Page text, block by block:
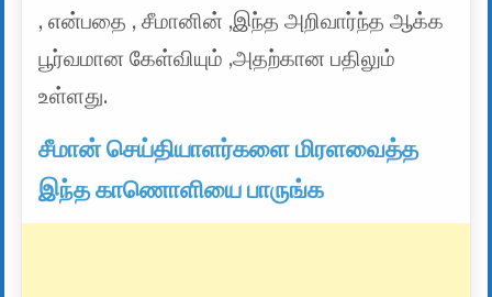
, என்பதை , சீமானின் ,இந்த அறிவார்ந்த ஆக்க
பூர்வமான கேள்வியும் ,அதற்கான பதிலும்
உள்ளது.
சீமான் செய்தியாளர்களை மிரளவைத்த
இந்த காணொளியை பாருங்க